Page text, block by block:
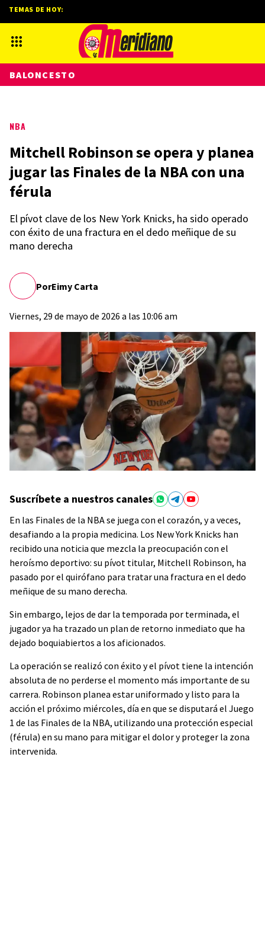
NBA
Mitchell Robinson se opera y planea
jugar las Finales de la NBA con una
férula
El pívot clave de los New York Knicks, ha sido operado
con éxito de una fractura en el dedo meñique de su
mano derecha
PorEimy Carta
Viernes, 29 de mayo de 2026 a las 10:06 am
Suscríbete a nuestros canales
En las Finales de la NBA se juega con el corazón, y a veces,
desafiando a la propia medicina. Los New York Knicks han
recibido una noticia que mezcla la preocupación con el
heroísmo deportivo: su pívot titular, Mitchell Robinson, ha
pasado por el quirófano para tratar una fractura en el dedo
meñique de su mano derecha.
Sin embargo, lejos de dar la temporada por terminada, el
jugador ya ha trazado un plan de retorno inmediato que ha
dejado boquiabiertos a los aficionados.
La operación se realizó con éxito y el pívot tiene la intención
absoluta de no perderse el momento más importante de su
carrera. Robinson planea estar uniformado y listo para la
acción el próximo miércoles, día en que se disputará el Juego
1 de las Finales de la NBA, utilizando una protección especial
(férula) en su mano para mitigar el dolor y proteger la zona
intervenida.
TEMAS DE HOY:
BALONCESTO